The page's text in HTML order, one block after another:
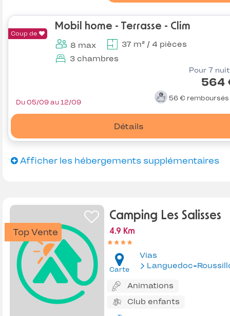
Coup de
Mobil home - Terrasse - Clim
8 max
37 m² / 4 pièces
3 chambres
Pour 7
564
56 € remboursés
Détails
Du 05/09 au 12/09
Afficher les hébergements supplémentaires
Top Vente
Camping Les Salisses
4.9 Km
Carte
Vias
Languedoc-
Animations
Club enfants